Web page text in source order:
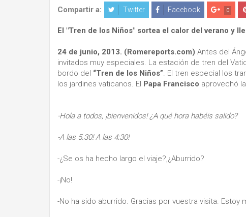
Compartir a: Twitter Facebook 0
El "Tren de los Niños" sortea el calor del verano y
24 de junio, 2013. (Romereports.com) Antes del
invitados muy especiales. La estación de tren del
bordo del “Tren de los Niños”. El tren especial los
los jardines vaticanos. El Papa Francisco aprovechó
-Hola a todos, ¡bienvenidos! ¿A qué hora habéis salido?
-A las 5.30! A las 4:30!
-¿Se os ha hecho largo el viaje?,¿Aburrido?
-¡No!
-No ha sido aburrido. Gracias por vuestra visita.